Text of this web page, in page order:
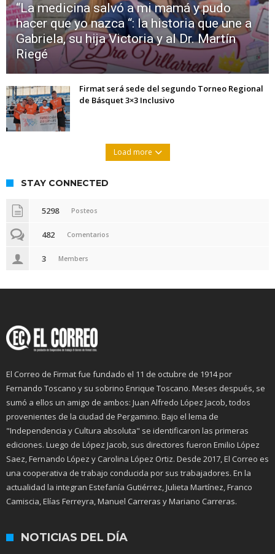
“La medicina salvó a mi mamá y pudo
hacer que yo nazca “: la historia que une a
Gabriela, su hija Victoria y al Dr. Martín
Riegé
Firmat será sede del segundo Torneo Regional
de Básquet 3×3 Inclusivo
Load more
STAY CONNECTED
5298 Posteos
482 Comentarios
3 Members
El Correo de Firmat fue fundado el 11 de octubre de 1914 por
Fernando Toscano y su sobrino Enrique Toscano. Meses después, se
sumó a ellos un amigo de ambos: Juan Alfredo López Jacob, todos
provenientes de la ciudad de Pergamino. Bajo el lema de
"Independencia y Cultura absoluta" se identificaron las primeras
ediciones. Luego de López Jacob, sus directores fueron Emilio López
Saez, Fernando López y Carolina López Ortiz. Desde 2017, El Correo es
una cooperativa de trabajo conducida por sus trabajadores. En la
actualidad la integran Estefanía Gutiérrez, Julieta Martínez, Franco
Camiscia, Elías Ferreyra, Manuel Carreras y Mariano Carreras.
NOTICIAS DEL DÍA